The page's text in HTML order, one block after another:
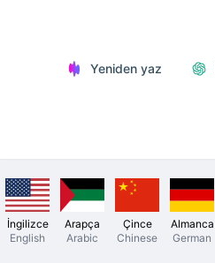
Yeniden yaz
İngilizce
English
Arapça
Arabic
Çince
Chinese
Almanca
German